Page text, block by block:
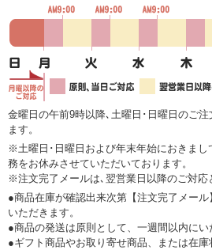
金曜日の午前9時以降､土曜日･日曜日のご
ます。
※土曜日･日曜日および年末年始におきまし
務をお休みさせていただいております。
※注文完了メールは､翌営業日以降のご対応
●商品在庫が確認出来次第【注文完了メー
いただきます。
●商品の発送は原則として、一週間以内にい
●ギフト商品やお取り寄せ商品、または在